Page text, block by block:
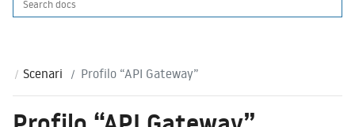
Scenari Profilo “API Gateway”